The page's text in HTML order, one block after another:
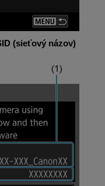
(sieťový názov)